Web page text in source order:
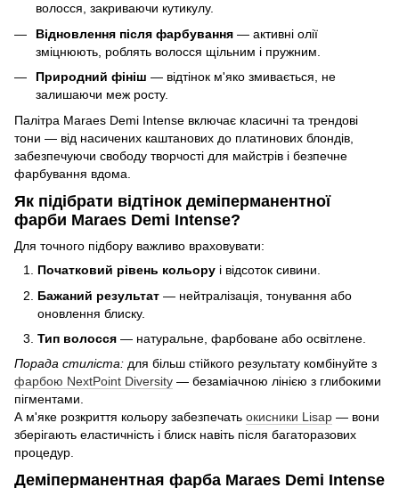
волосся, закриваючи кутикулу.
Відновлення після фарбування — активні олії
зміцнюють, роблять волосся щільним і пружним.
Природний фініш — відтінок м'яко змивається, не
залишаючи меж росту.
Палітра Maraes Demi Intense включає класичні та трендові
тони — від насичених каштанових до платинових блондів,
забезпечуючи свободу творчості для майстрів і безпечне
фарбування вдома.
Як підібрати відтінок деміперманентної
фарби Maraes Demi Intense?
Для точного підбору важливо враховувати:
Початковий рівень кольору і відсоток сивини.
Бажаний результат — нейтралізація, тонування або
оновлення блиску.
Тип волосся — натуральне, фарбоване або освітлене.
Порада стиліста: для більш стійкого результату комбінуйте з
фарбою NextPoint Diversity — безаміачною лінією з глибокими
пігментами.
А м'яке розкриття кольору забезпечать окисники Lisap — вони
зберігають еластичність і блиск навіть після багаторазових
процедур.
Деміперманентная фарба Maraes Demi Intense